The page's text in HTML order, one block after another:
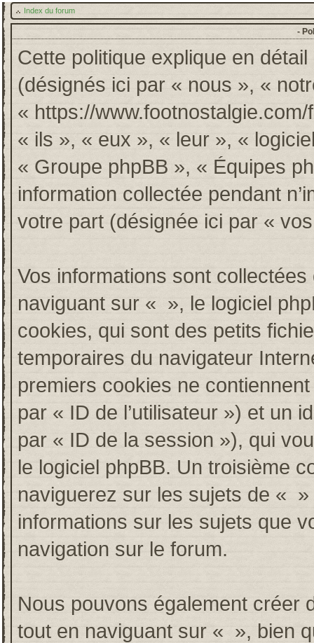
Index du forum
-
Cette politique explique en
(désignés ici par « nous », «
« https://
« ils », « eux », « leur », «
« Groupe phpBB », « Équipes
information collectée pendant
votre part (désignée ici par «
Vos informations sont
naviguant sur « », le logiciel
cookies, qui sont des petits
temporaires du navigateur
premiers cookies ne
par « ID de l’utilisateur ») et un
par « ID de la session »), qui
le logiciel phpBB. Un troisième
naviguerez sur les sujets de «
informations sur les sujets que
navigation sur le forum.
Nous pouvons également créer
tout en naviguant sur « », bien